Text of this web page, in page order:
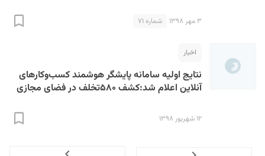
۳ مهر ۱۳۹۸ شماره ۷۱
اخبار
نتایج اولیه سامانه پایشگر هوشمند کسب‌وکارهای
آنلاین اعلام شد:کشف ۵۸۰تخلف در فضای مجازی
۱۲ شهریور ۱۳۹۸